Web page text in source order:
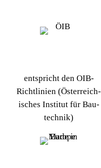
entspricht den OIB-
Richtlinien (Öster­reich­
isches Institut für Bau­
technik)